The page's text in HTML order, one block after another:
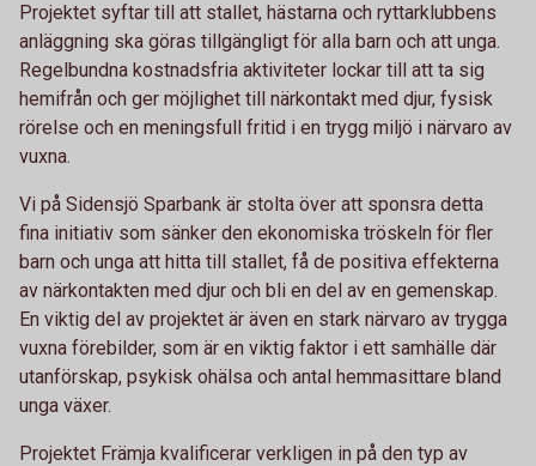
Projektet syftar till att stallet, hästarna och ryttarklubbens
anläggning ska göras tillgängligt för alla barn och att unga.
Regelbundna kostnadsfria aktiviteter lockar till att ta sig
hemifrån och ger möjlighet till närkontakt med djur, fysisk
rörelse och en meningsfull fritid i en trygg miljö i närvaro av
vuxna.
Vi på Sidensjö Sparbank är stolta över att sponsra detta
fina initiativ som sänker den ekonomiska tröskeln för fler
barn och unga att hitta till stallet, få de positiva effekterna
av närkontakten med djur och bli en del av en gemenskap.
En viktig del av projektet är även en stark närvaro av trygga
vuxna förebilder, som är en viktig faktor i ett samhälle där
utanförskap, psykisk ohälsa och antal hemmasittare bland
unga växer.
Projektet Främja kvalificerar verkligen in på den typ av